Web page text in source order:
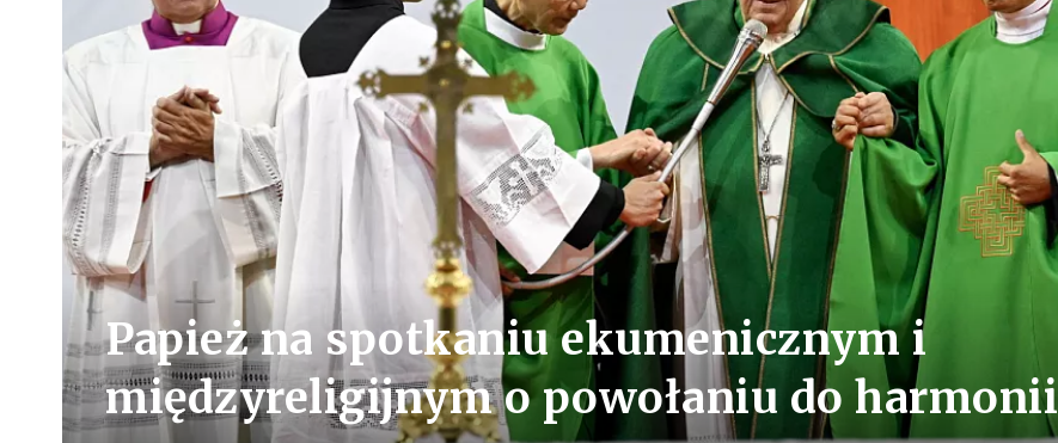
Papież na spotkaniu ekumenicznym i
międzyreligijnym o powołaniu do harmonii